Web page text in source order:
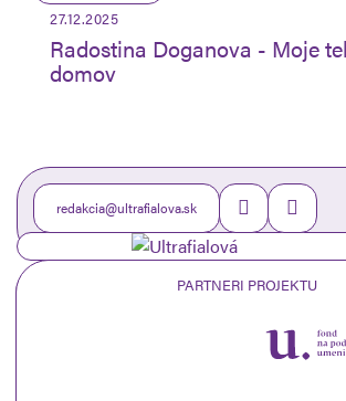
27.12.2025
Radostina Doganova - Moje
domov
redakcia@ultrafialova.sk
PARTNERI PROJEKTU